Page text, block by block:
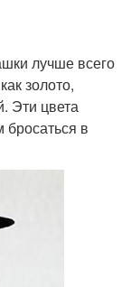
лучше всего
золото,
Эти цвета
бросаться в